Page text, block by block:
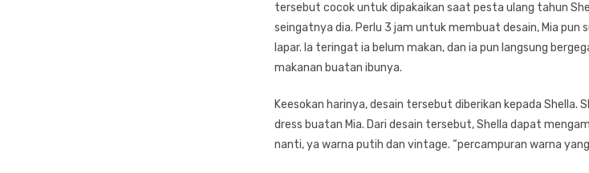
tersebut cocok untuk dipakaikan saat pesta ulang tahun
seingatnya dia. Perlu 3 jam untuk membuat desain, Mia pun
lapar. Ia teringat ia belum makan, dan ia pun langsung
makanan buatan ibunya.
Keesokan harinya, desain tersebut diberikan kepada Shella.
dress buatan Mia. Dari desain tersebut, Shella dapat
nanti, ya warna putih dan vintage. “percampuran warna